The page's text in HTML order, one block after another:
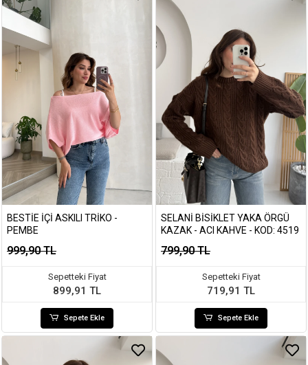
BESTIE İÇI ASKILI TRIKO -
PEMBE
999,90 TL
Sepetteki Fiyat
899,91 TL
Sepete Ekle
SELANI BISIKLET YAKA ÖRGÜ
KAZAK - ACI KAHVE - KOD: 4519
799,90 TL
Sepetteki Fiyat
719,91 TL
Sepete Ekle